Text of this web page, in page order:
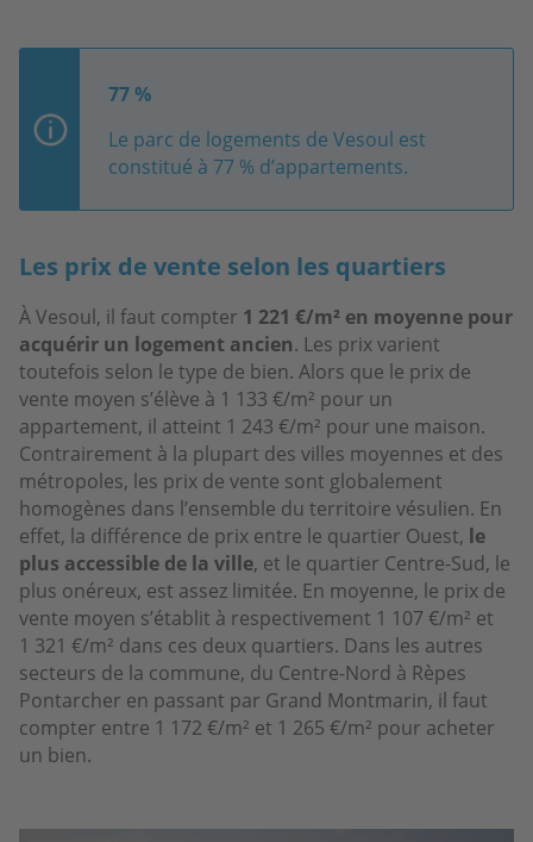
77 %
Le parc de logements de Vesoul est
constitué à 77 % d’appartements.
Les prix de vente selon les quartiers
À Vesoul, il faut compter 1 221 €/m² en moyenne pour
acquérir un logement ancien. Les prix varient
toutefois selon le type de bien. Alors que le prix de
vente moyen s’élève à 1 133 €/m² pour un
appartement, il atteint 1 243 €/m² pour une maison.
Contrairement à la plupart des villes moyennes et des
métropoles, les prix de vente sont globalement
homogènes dans l’ensemble du territoire vésulien. En
effet, la différence de prix entre le quartier Ouest, le
plus accessible de la ville, et le quartier Centre-Sud, le
plus onéreux, est assez limitée. En moyenne, le prix de
vente moyen s’établit à respectivement 1 107 €/m² et
1 321 €/m² dans ces deux quartiers. Dans les autres
secteurs de la commune, du Centre-Nord à Rèpes
Pontarcher en passant par Grand Montmarin, il faut
compter entre 1 172 €/m² et 1 265 €/m² pour acheter
un bien.